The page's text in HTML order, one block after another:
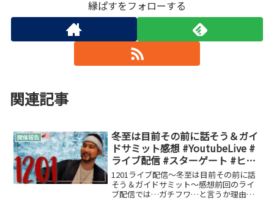
縁ぱすをフォローする
関連記事
開催報告
冬至は目前その前に話そう＆ガイ
ドサミット感想 #YoutubeLive #
ライブ配信 #スターゲート #ヒー
リング #チャネリング
1201ライブ配信～冬至は目前その前に話
そう＆ガイドサミット～感想前回のライ
ブ配信では…ガチフワ…と言うか理由が